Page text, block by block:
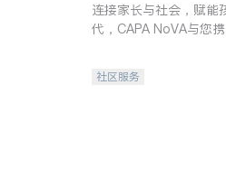
连接家长与社会，赋能
代，CAPA NoVA与您
社区服务